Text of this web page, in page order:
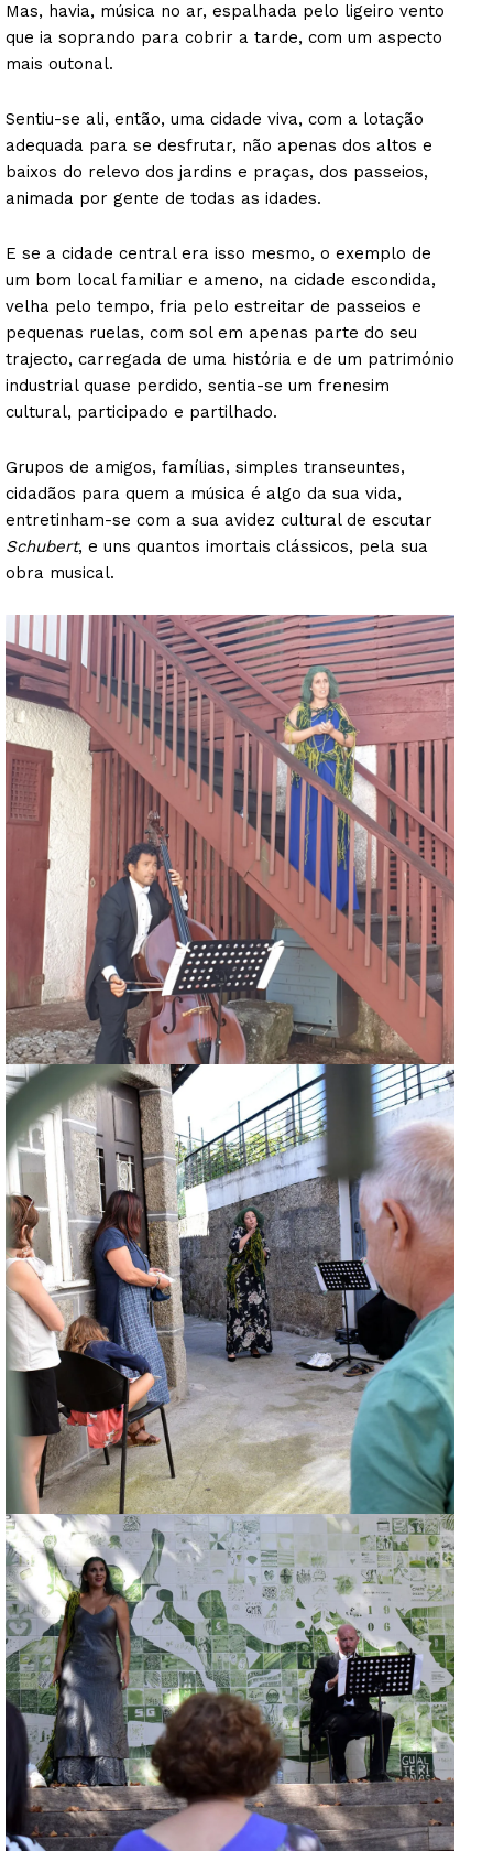
Mas, havia, música no ar, espalhada pelo ligeiro vento
que ia soprando para cobrir a tarde, com um aspecto
mais outonal.
Sentiu-se ali, então, uma cidade viva, com a lotação
adequada para se desfrutar, não apenas dos altos e
baixos do relevo dos jardins e praças, dos passeios,
animada por gente de todas as idades.
E se a cidade central era isso mesmo, o exemplo de
um bom local familiar e ameno, na cidade escondida,
velha pelo tempo, fria pelo estreitar de passeios e
pequenas ruelas, com sol em apenas parte do seu
trajecto, carregada de uma história e de um património
industrial quase perdido, sentia-se um frenesim
cultural, participado e partilhado.
Grupos de amigos, famílias, simples transeuntes,
cidadãos para quem a música é algo da sua vida,
entretinham-se com a sua avidez cultural de escutar
Schubert, e uns quantos imortais clássicos, pela sua
obra musical.